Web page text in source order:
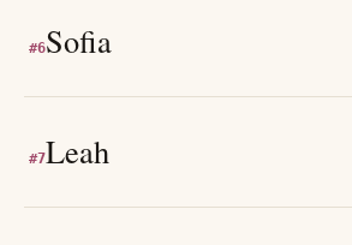
#6Sofia
#7Leah